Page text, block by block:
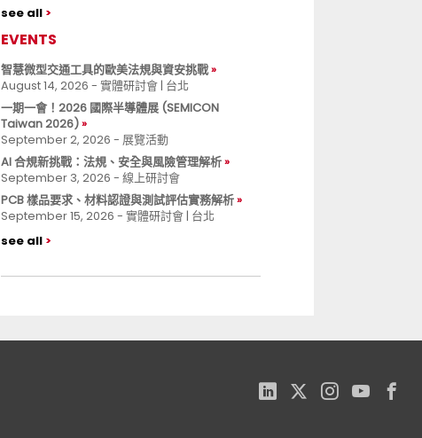
see all
EVENTS
智慧微型交通工具的歐美法規與資安挑戰
August 14, 2026 - 實體研討會 | 台北
一期一會！2026 國際半導體展 (SEMICON
Taiwan 2026)
September 2, 2026 - 展覽活動
AI 合規新挑戰：法規、安全與風險管理解析
September 3, 2026 - 線上研討會
PCB 樣品要求、材料認證與測試評估實務解析
September 15, 2026 - 實體研討會 | 台北
see all